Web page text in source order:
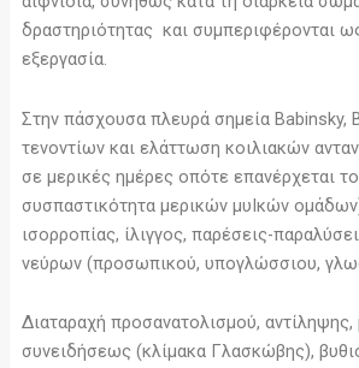
δραστηριότητας και συμπεριφέρονται
εξεργασία.
Στην πάσχουσα πλευρά σημεία Babinsky,
τενοντίων και ελάττωση κοιλιακών
σε μερικές ημέρες οπότε επανέρχεται
συσπαστικότητα μερικών μυΙκών
ισορροπίας, ίλιγγος, παρέσεις-
νεύρων (προσωπικού, υπογλώσσιου,
Διαταραχή προσανατολισμού,
συνειδήσεως (κλίμακα Γλασκώβης),